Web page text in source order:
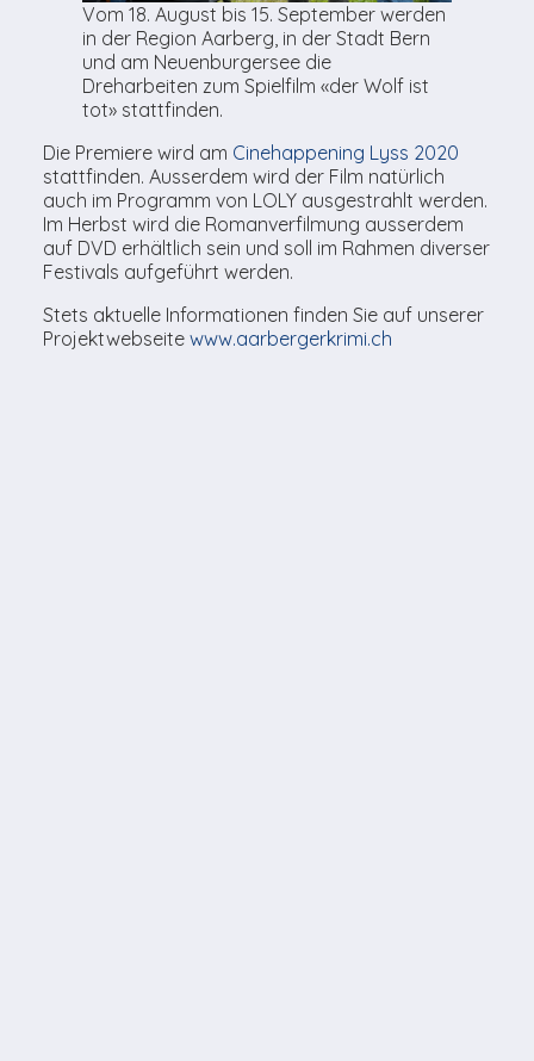
Vom 18. August bis 15. September werden
in der Region Aarberg, in der Stadt Bern
und am Neuenburgersee die
Dreharbeiten zum Spielfilm «der Wolf ist
tot» stattfinden.
Die Premiere wird am Cinehappening Lyss 2020
stattfinden. Ausserdem wird der Film natürlich
auch im Programm von LOLY ausgestrahlt werden.
Im Herbst wird die Romanverfilmung ausserdem
auf DVD erhältlich sein und soll im Rahmen diverser
Festivals aufgeführt werden.
Stets aktuelle Informationen finden Sie auf unserer
Projektwebseite www.aarbergerkrimi.ch